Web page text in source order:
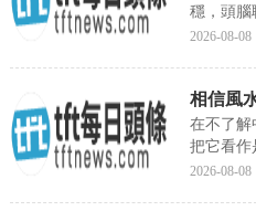
穩，頭腦
不斷的打
2026-08-08
相信風
在不了解
把它看作
水文化遠
2026-08-08